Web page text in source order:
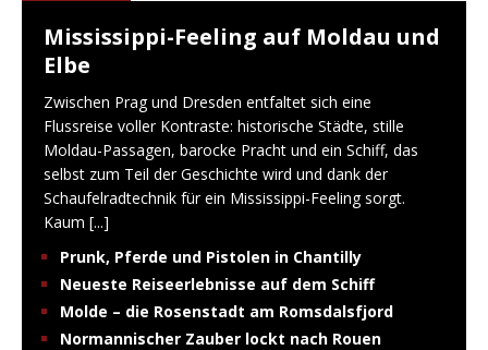
Mississippi-Feeling auf Moldau und
Elbe
Zwischen Prag und Dresden entfaltet sich eine
Flussreise voller Kontraste: historische Städte, stille
Moldau-Passagen, barocke Pracht und ein Schiff, das
selbst zum Teil der Geschichte wird und dank der
Schaufelradtechnik für ein Mississippi-Feeling sorgt.
Kaum [...]
Prunk, Pferde und Pistolen in Chantilly
Neueste Reiseerlebnisse auf dem Schiff
Molde – die Rosenstadt am Romsdalsfjord
Normannischer Zauber lockt nach Rouen